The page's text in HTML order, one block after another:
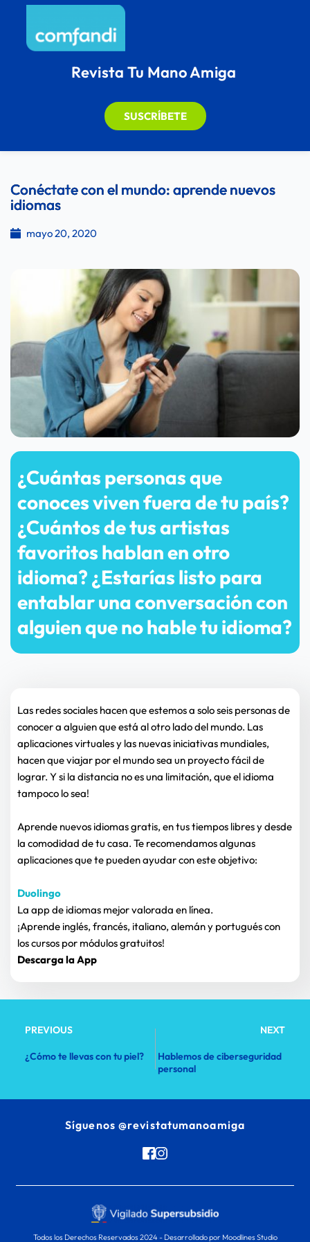
Revista Tu Mano Amiga
SUSCRÍBETE
Conéctate con el mundo: aprende nuevos
idiomas
mayo 20, 2020
¿Cuántas personas que
conoces viven fuera de tu país?
¿Cuántos de tus artistas
favoritos hablan en otro
idioma? ¿Estarías listo para
entablar una conversación con
alguien que no hable tu idioma?
Las redes sociales hacen que estemos a solo seis personas de
conocer a alguien que está al otro lado del mundo. Las
aplicaciones virtuales y las nuevas iniciativas mundiales,
hacen que viajar por el mundo sea un proyecto fácil de
lograr. Y si la distancia no es una limitación, que el idioma
tampoco lo sea!
Aprende nuevos idiomas gratis, en tus tiempos libres y desde
la comodidad de tu casa. Te recomendamos algunas
aplicaciones que te pueden ayudar con este objetivo:
Duolingo
La app de idiomas mejor valorada en línea.
¡Aprende inglés, francés, italiano, alemán y portugués con
los cursos por módulos gratuitos!
Descarga la App
PREVIOUS NEXT
¿Cómo te llevas con tu piel?
Hablemos de ciberseguridad
personal
Síguenos @revistatumanoamiga
Todos los Derechos Reservados 2024 - Desarrollado por Moodlines Studio